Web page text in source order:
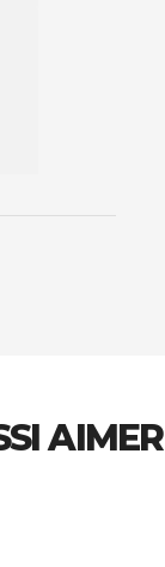
AIMER